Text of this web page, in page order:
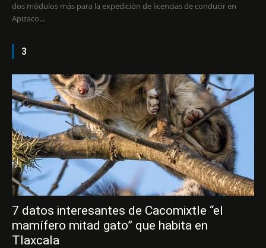
dos módulos más para la expedición de licencias de conducir en
Apizaco...
3
7 datos interesantes de Cacomixtle “el
mamífero mitad gato” que habita en
Tlaxcala